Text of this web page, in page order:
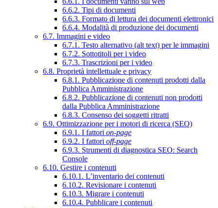
6.6.2. Tipi di documenti
6.6.3. Formato di lettura dei documenti elettronici
6.6.4. Modalità di produzione dei documenti
6.7. Immagini e video
6.7.1. Testo alternativo (alt text) per le immagini
6.7.2. Sottotitoli per i video
6.7.3. Trascrizioni per i video
6.8. Proprietà intellettuale e privacy
6.8.1. Pubblicazione di contenuti prodotti dalla
Pubblica Amministrazione
6.8.2. Pubblicazione di contenuti non prodotti
dalla Pubblica Amministrazione
6.8.3. Consenso dei soggetti ritratti
6.9. Ottimizzazione per i motori di ricerca (SEO)
6.9.1. I fattori on-page
6.9.2. I fattori off-page
6.9.3. Strumenti di diagnostica SEO: Search
Console
6.10. Gestire i contenuti
6.10.1. L’inventario dei contenuti
6.10.2. Revisionare i contenuti
6.10.3. Migrare i contenuti
6.10.4. Pubblicare i contenuti